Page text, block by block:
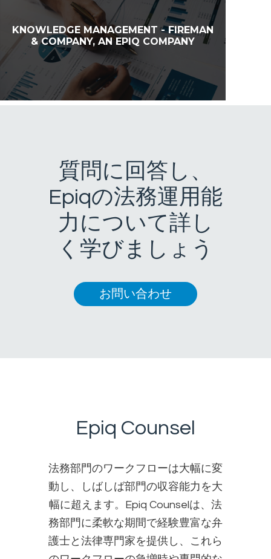
KNOWLEDGE MANAGEMENT - FIREMAN
& COMPANY, AN EPIQ COMPANY
質問に回答し、
Epiqの法務運用能
力について詳し
く学びましょう
お問い合わせ
Epiq Counsel
法務部門のワークフローは大幅に変
動し、しばしば部門の収容能力を大
幅に超えます。Epiq Counselは、法
務部門に柔軟な期間で経験豊富な弁
護士と法律専門家を提供し、これら